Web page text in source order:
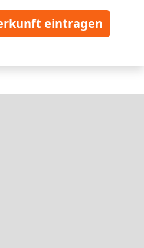
eintragen